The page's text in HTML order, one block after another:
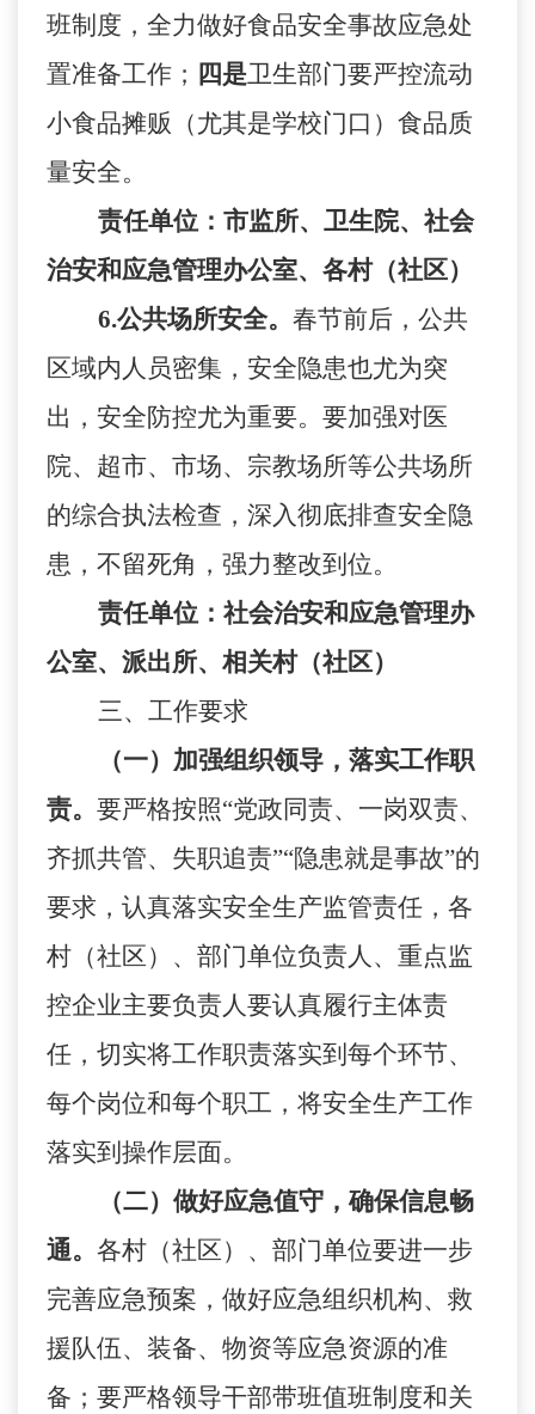
班制度，全力做好食品安全事故应急处
置准备工作； 四是卫生部门要严控流动
小食品摊贩（尤其是学校门口）食品质
量安全。
责任单位：市监所、卫生院、 社会
治安和应急管理办公室、 各村（社区）
6.公共场所安全。 春节前后，公共
区域内人员密集，安全隐患也尤为突
出，安全防控尤为重要。要加强对医
院、超市、市场、宗教场所等公共场所
的综合执法检查，深入彻底排查安全隐
患，不留死角，强力整改到位。
责任单位： 社会治安和应急管理办
公室、派出所、相关村（社区）
三、 工作要求
（一）加强组织领导，落实工作职
责。 要严格按照“党政同责、一岗双责、
齐抓共管、失职追责”“隐患就是事故”的
要求，认真落实安全生产监管责任，各
村（社区）、部门单位负责人、重点监
控企业主要负责人要认真履行主体责
任，切实将工作职责落实到每个环节、
每个岗位和每个职工，将安全生产工作
落实到操作层面。
（二）做好应急值守，确保信息畅
通。 各村（社区）、部门单位要进一步
完善应急预案，做好应急组织机构、救
援队伍、装备、物资等应急资源的准
备；要严格领导干部带班值班制度和关